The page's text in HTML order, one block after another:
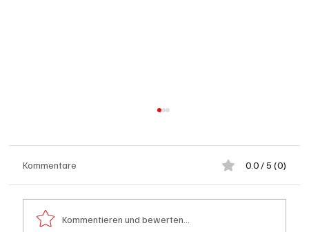
Schulanfang: Achtung Kinder
Kommentare 0.0 / 5 (0)
Kommentieren und bewerten...